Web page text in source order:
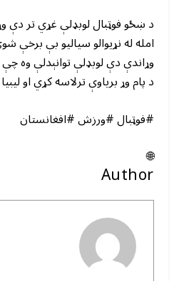
د ښځو فوټبال لوبډلې غړي تر دې
امله له نړیوالو سیالیو بې برخې
وړاندې دې لوبډلې توانېدلې وه
د پام وړ بریاوې ترلاسه کړي او
#فوټبال #ورزش #افغانستان
🌐
Author